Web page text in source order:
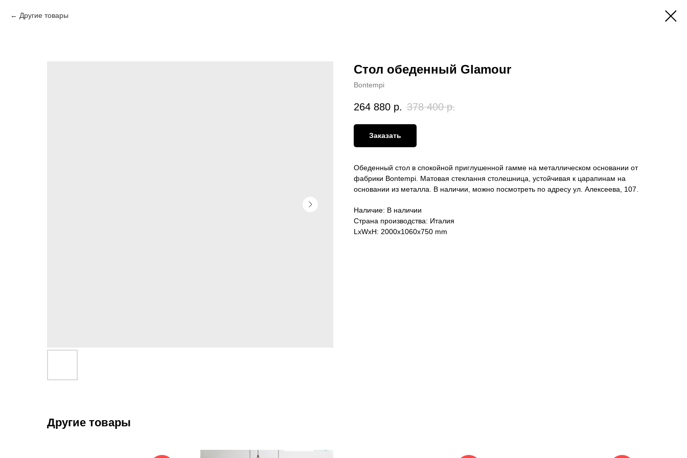
Другие товары
Стол обеденный Glamour
Bontempi
264 880 р. 378 400 р.
Заказать
Обеденный стол в спокойной приглушенной гамме на металлическом основании от
фабрики Bontempi. Матовая стеклання столешница, устойчивая к царапинам на
основании из металла. В наличии, можно посмотреть по адресу ул. Алексеева, 107.
Наличие: В наличии
Страна производства: Италия
LxWxH: 2000x1060x750 mm
Другие товары